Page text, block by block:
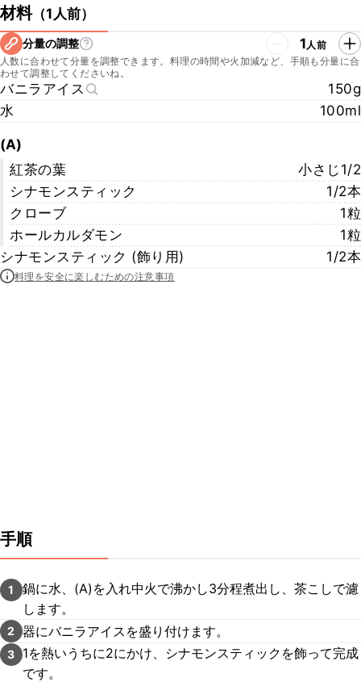
材料（1人前）
分量の調整 1人前
人数に合わせて分量を調整できます。料理の時間や火加減など、手順も分量に合
わせて調整してくださいね。
バニラアイス
150g
水
100ml
(A)
紅茶の葉
小さじ1/2
シナモンスティック
1/2本
クローブ
1粒
ホールカルダモン
1粒
シナモンスティック (飾り用)
1/2本
料理を安全に楽しむための注意事項
手順
1
鍋に水、(A)を入れ中火で沸かし3分程煮出し、茶こしで濾
します。
2 器にバニラアイスを盛り付けます。
3
1を熱いうちに2にかけ、シナモンスティックを飾って完成
です。